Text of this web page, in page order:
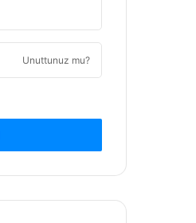
Unuttunuz mu?